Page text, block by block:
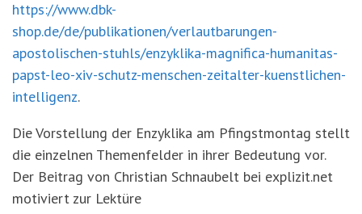
https://www.dbk-
shop.de/de/publikationen/verlautbarungen-
apostolischen-stuhls/enzyklika-magnifica-humanitas-
papst-leo-xiv-schutz-menschen-zeitalter-kuenstlichen-
intelligenz.
Die Vorstellung der Enzyklika am Pfingstmontag stellt
die einzelnen Themenfelder in ihrer Bedeutung vor.
Der Beitrag von Christian Schnaubelt bei explizit.net
motiviert zur Lektüre